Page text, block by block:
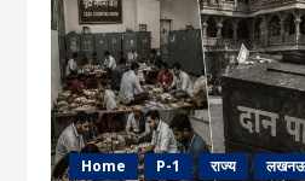
Home P-1 राज्य